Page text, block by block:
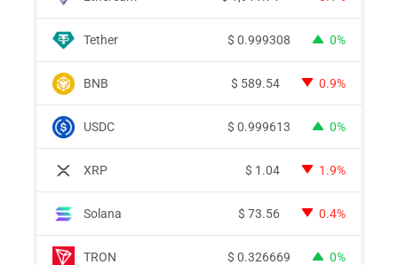
Tether $ 0.999308 0%
BNB $ 589.54 0.9%
USDC $ 0.999613 0%
XRP $ 1.04 1.9%
Solana $ 73.56 0.4%
TRON $ 0.326669 0%